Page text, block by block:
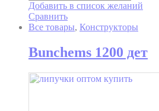
Добавить в список желаний
Сравнить
Все товары, Конструкторы
Bunchems 1200 дет